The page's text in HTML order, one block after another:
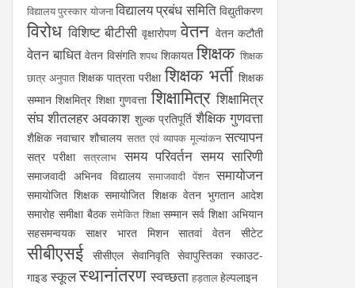
विद्यालय पुरस्कार योजनाविद्यालय प्रबंध समिति विद्युतीकरण
विरोध विशिष्ट बीटीसी वृक्षारोपण वेतन वेतन कटौती
वेतन बाधित वेतन विसंगति शपथ शिकायत शिक्षक शिक्षक
छात्र अनुपात शिक्षक पात्रता परीक्षा शिक्षक भर्ती शिक्षक
सम्मान शिक्षमित्र शिक्षा गुणवत्ता शिक्षामित्र शिक्षामित्र
संघ शीतलहर अवकाश शुल्क प्रतिपूर्ति शैक्षिक गुणवत्ता
शैक्षिक नवाचार शौचालय सतत एवं व्यापक मूल्यांकन सत्यापन
सत्र परीक्षा सत्रलाभ समय परिवर्तन समय सारिणी
समाजवादी अभिनव विद्यालय समाजवादी पेंशन समायोजन
समायोजित शिक्षक समायोजित शिक्षक वेतन भुगतान आदेश
समारोह समीक्षा बैठक समेकित शिक्षा सम्मान सर्व शिक्षा अभियान
सहसमन्वयक
साक्षर भारत मिशन सातवां वेतन सीटेट
सीबीएसई सीसीएल सेवानिवृति सेवापुस्तिका स्काउट-
गाइड स्कूलस्थानांतरण स्वच्छता हड़तालहेल्पलाइन